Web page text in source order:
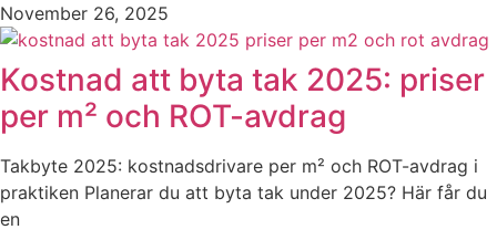
November 26, 2025
Kostnad att byta tak 2025: priser
per m² och ROT-avdrag
Takbyte 2025: kostnadsdrivare per m² och ROT-avdrag i
praktiken Planerar du att byta tak under 2025? Här får du
en